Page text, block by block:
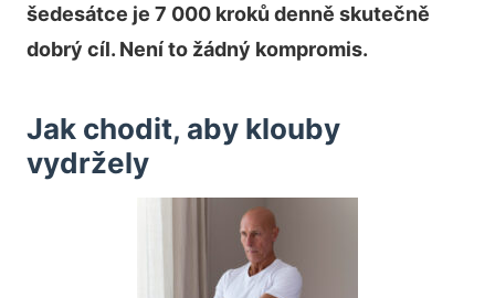
šedesátce je 7 000 kroků denně skutečně
dobrý cíl. Není to žádný kompromis.
Jak chodit, aby klouby
vydržely